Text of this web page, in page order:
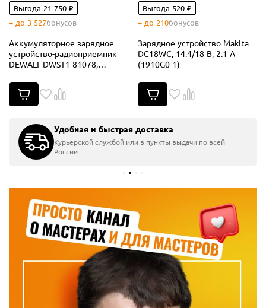
Выгода 21 750 ₽
+ до 3 527бонусов
Аккумуляторное зарядное
устройство-радиоприемник
DEWALT DWST1-81078,
81078-QW)
Выгода 520 ₽
+ до 210бонусов
Зарядное устройство Makita
DC18WC, 14.4/18 В, 2.1 А
(1910G0-1)
Удобная и быстрая доставка
Курьерской службой или в пункты выдачи по всей
России